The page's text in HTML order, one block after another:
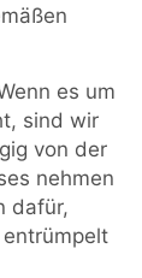
es um
sind wir
von der
nehmen
dafür,